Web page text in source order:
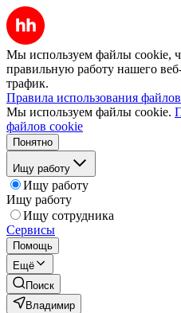
Мы используем файлы cookie,
правильную работу нашего
трафик.
Правила использования
Мы используем файлы cookie.
файлов cookie
Понятно
Ищу работу
Ищу работу
Ищу работу
Ищу сотрудника
Сервисы
Помощь
Ещё
Поиск
Владимир